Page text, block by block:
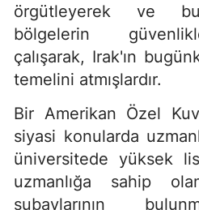
örgütleyerek ve
bölgelerin
çalışarak, Irak'ın
temelini atmışlardır.
Bir Amerikan Özel
siyasi konularda
üniversitede yüksek
uzmanlığa sahip
subaylarının